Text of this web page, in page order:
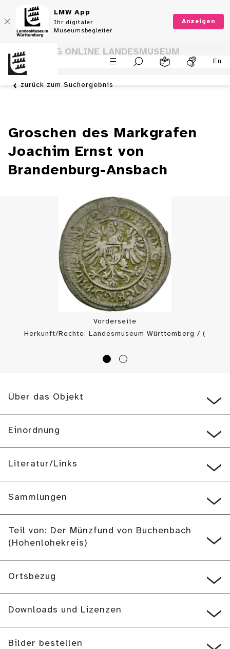
LMW App
Ihr digitaler
Museumsbegleiter
Anzeigen
En
SAMMLUNG ONLINE LANDESMUSEUM
WÜRTTEMBERG
zurück zum Suchergebnis
Groschen des Markgrafen
Joachim Ernst von
Brandenburg-Ansbach
Vorderseite
Herkunft/Rechte: Landesmuseum Württemberg / (
Über das Objekt
Einordnung
Literatur/Links
Sammlungen
Teil von: Der Münzfund von Buchenbach
(Hohenlohekreis)
Ortsbezug
Downloads und Lizenzen
Bilder bestellen